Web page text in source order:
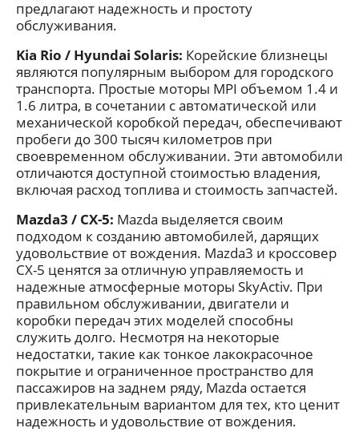
предлагают надежность и простоту
обслуживания.
Kia Rio / Hyundai Solaris: Корейские близнецы
являются популярным выбором для городского
транспорта. Простые моторы MPI объемом 1.4 и
1.6 литра, в сочетании с автоматической или
механической коробкой передач, обеспечивают
пробеги до 300 тысяч километров при
своевременном обслуживании. Эти автомобили
отличаются доступной стоимостью владения,
включая расход топлива и стоимость запчастей.
Mazda3 / CX-5: Mazda выделяется своим
подходом к созданию автомобилей, дарящих
удовольствие от вождения. Mazda3 и кроссовер
CX-5 ценятся за отличную управляемость и
надежные атмосферные моторы SkyActiv. При
правильном обслуживании, двигатели и
коробки передач этих моделей способны
служить долго. Несмотря на некоторые
недостатки, такие как тонкое лакокрасочное
покрытие и ограниченное пространство для
пассажиров на заднем ряду, Mazda остается
привлекательным вариантом для тех, кто ценит
надежность и удовольствие от вождения.